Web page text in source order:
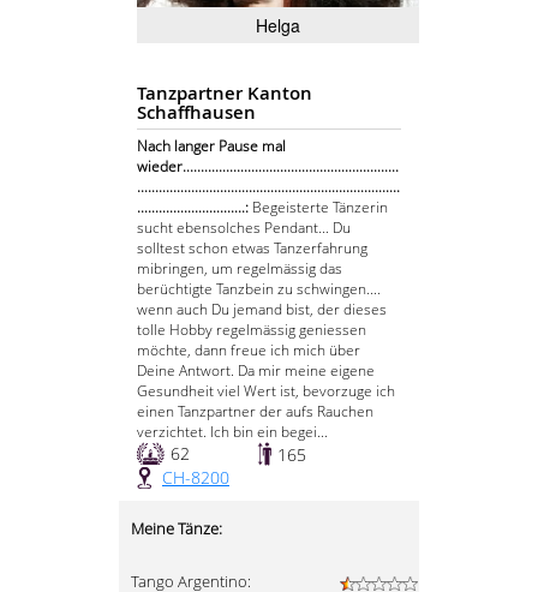
Helga
Tanzpartner Kanton
Schaffhausen
Nach langer Pause mal
wieder............................................................
.........................................................................
..............................: Begeisterte Tänzerin
sucht ebensolches Pendant... Du
solltest schon etwas Tanzerfahrung
mibringen, um regelmässig das
berüchtigte Tanzbein zu schwingen....
wenn auch Du jemand bist, der dieses
tolle Hobby regelmässig geniessen
möchte, dann freue ich mich über
Deine Antwort. Da mir meine eigene
Gesundheit viel Wert ist, bevorzuge ich
einen Tanzpartner der aufs Rauchen
verzichtet. Ich bin ein begei...
62
165
CH-8200
Meine Tänze:
Tango Argentino: